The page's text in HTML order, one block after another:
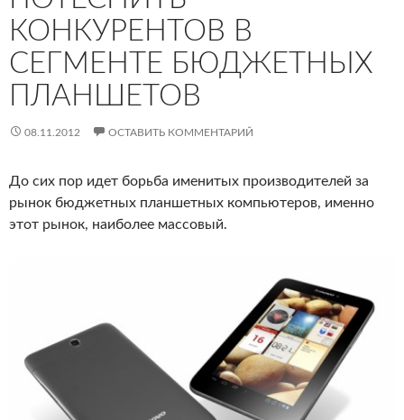
КОНКУРЕНТОВ В
СЕГМЕНТЕ БЮДЖЕТНЫХ
ПЛАНШЕТОВ
08.11.2012 ОСТАВИТЬ КОММЕНТАРИЙ
До сих пор идет борьба именитых производителей за
рынок бюджетных планшетных компьютеров, именно
этот рынок, наиболее массовый.